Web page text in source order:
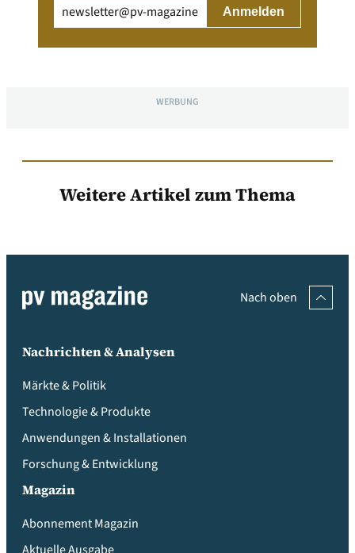
(erforderlich)
WERBUNG
Weitere Artikel zum Thema
Nach oben
Nachrichten & Analysen
Märkte & Politik
Technologie & Produkte
Anwendungen & Installationen
Forschung & Entwicklung
Magazin
Abonnement Magazin